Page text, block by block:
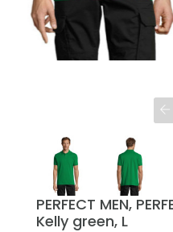
PERFECT MEN,
Kelly green, L